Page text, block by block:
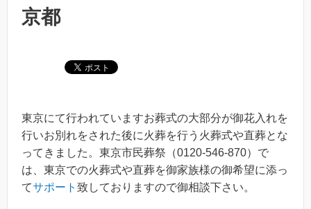
京都
東京にて行われていますお葬式の大部分が御花入れを
行いお別れをされた後に火葬を行う火葬式や直葬とな
ってきました。東京市民葬祭（0120-546-870）で
は、東京での火葬式や直葬を御家族様の御希望に添っ
てサポート 致しておりますので御相談下さい。